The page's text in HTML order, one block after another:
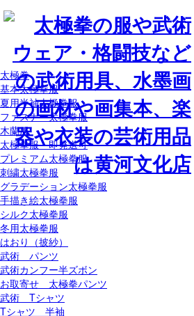
太極拳
基本太極拳服
夏用半袖太極拳服
ファスナー太極拳服
木蘭服
太極拳服 即発送可
プレミアム太極拳服
刺繍太極拳服
グラデーション太極拳服
手描き絵太極拳服
シルク太極拳服
冬用太極拳服
はおり（披紗）
武術 パンツ
武術カンフー半ズボン
お取寄せ 太極拳パンツ
武術 Tシャツ
Tシャツ 半袖